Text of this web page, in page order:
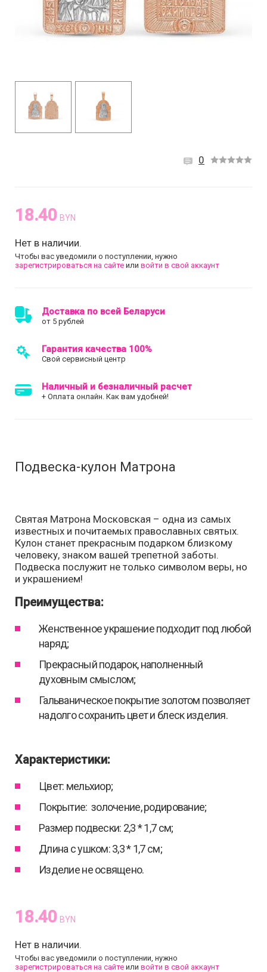
0
18.40 BYN
Нет в наличии.
Чтобы вас уведомили о поступлении, нужно
зарегистрироваться на сайте или войти в свой аккаунт
Доставка по всей Беларуси
от 5 рублей
Гарантия качества 100%
Свой сервисный центр
Наличный и безналичный расчет
+ Оплата онлайн. Как вам удобней!
Подвеска-кулон Матрона
Святая Матрона Московская – одна из самых
известных и почитаемых православных святых.
Кулон станет прекрасным подарком близкому
человеку, знаком вашей трепетной заботы.
Подвеска послужит не только символом веры, но
и украшением!
Преимущества:
Женственное украшение подходит под любой
наряд;
Прекрасный подарок, наполненный
духовным смыслом;
Гальваническое покрытие золотом позволяет
надолго сохранить цвет и блеск изделия.
Характеристики:
Цвет: мельхиор;
Покрытие: золочение, родирование;
Размер подвески: 2,3 * 1,7 см;
Длина с ушком: 3,3 * 1,7 см;
Изделие не освящено.
18.40 BYN
Нет в наличии.
Чтобы вас уведомили о поступлении, нужно
зарегистрироваться на сайте или войти в свой аккаунт